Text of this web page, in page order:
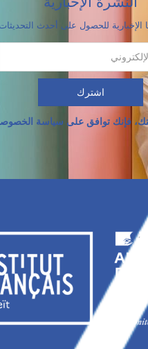
للحصول على أحدث التحديثات
فإنك توافق على سياسة